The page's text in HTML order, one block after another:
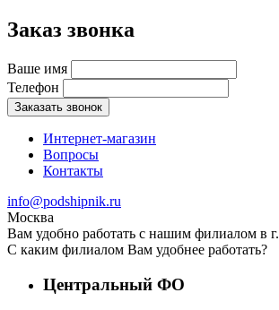
Заказ звонка
Ваше имя
Телефон
Заказать звонок
Интернет-магазин
Вопросы
Контакты
info@podshipnik.ru
Москва
Вам удобно работать с нашим филиалом в г.
С каким филиалом Вам удобнее работать?
Центральный ФО